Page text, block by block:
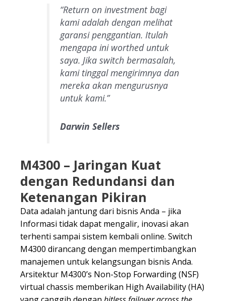
“Return on investment bagi
kami adalah dengan melihat
garansi penggantian. Itulah
mengapa ini worthed untuk
saya. Jika switch bermasalah,
kami tinggal mengirimnya dan
mereka akan mengurusnya
untuk kami.”
Darwin Sellers
M4300 – Jaringan Kuat
dengan Redundansi dan
Ketenangan Pikiran
Data adalah jantung dari bisnis Anda – jika
Informasi tidak dapat mengalir, inovasi akan
terhenti sampai sistem kembali online. Switch
M4300 dirancang dengan mempertimbangkan
manajemen untuk kelangsungan bisnis Anda.
Arsitektur M4300’s Non-Stop Forwarding (NSF)
virtual chassis memberikan High Availability (HA)